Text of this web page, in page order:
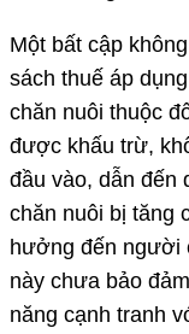
Một bất cập
sách thuế áp
chăn nuôi thuộc
được khấu trừ,
đầu vào, dẫn đến
chăn nuôi bị tăng
hưởng đến người
này chưa bảo
năng cạnh tranh